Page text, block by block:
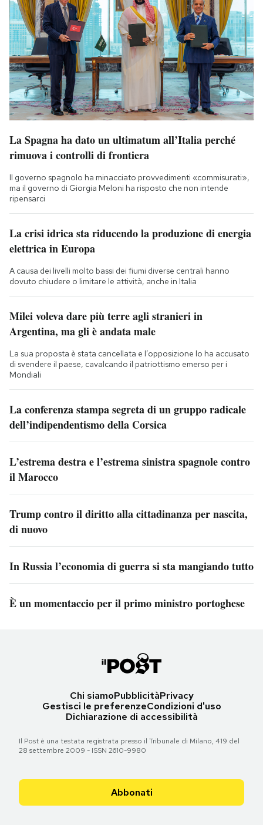
La Spagna ha dato un ultimatum all’Italia perché
rimuova i controlli di frontiera
Il governo spagnolo ha minacciato provvedimenti «commisurati»,
ma il governo di Giorgia Meloni ha risposto che non intende
ripensarci
La crisi idrica sta riducendo la produzione di energia
elettrica in Europa
A causa dei livelli molto bassi dei fiumi diverse centrali hanno
dovuto chiudere o limitare le attività, anche in Italia
Milei voleva dare più terre agli stranieri in
Argentina, ma gli è andata male
La sua proposta è stata cancellata e l’opposizione lo ha accusato
di svendere il paese, cavalcando il patriottismo emerso per i
Mondiali
La conferenza stampa segreta di un gruppo radicale
dell’indipendentismo della Corsica
L’estrema destra e l’estrema sinistra spagnole contro
il Marocco
Trump contro il diritto alla cittadinanza per nascita,
di nuovo
In Russia l’economia di guerra si sta mangiando tutto
È un momentaccio per il primo ministro portoghese
Chi siamoPubblicitàPrivacy
Gestisci le preferenzeCondizioni d'uso
Dichiarazione di accessibilità
Il Post è una testata registrata presso il Tribunale di Milano, 419 del
28 settembre 2009 - ISSN 2610-9980
Abbonati